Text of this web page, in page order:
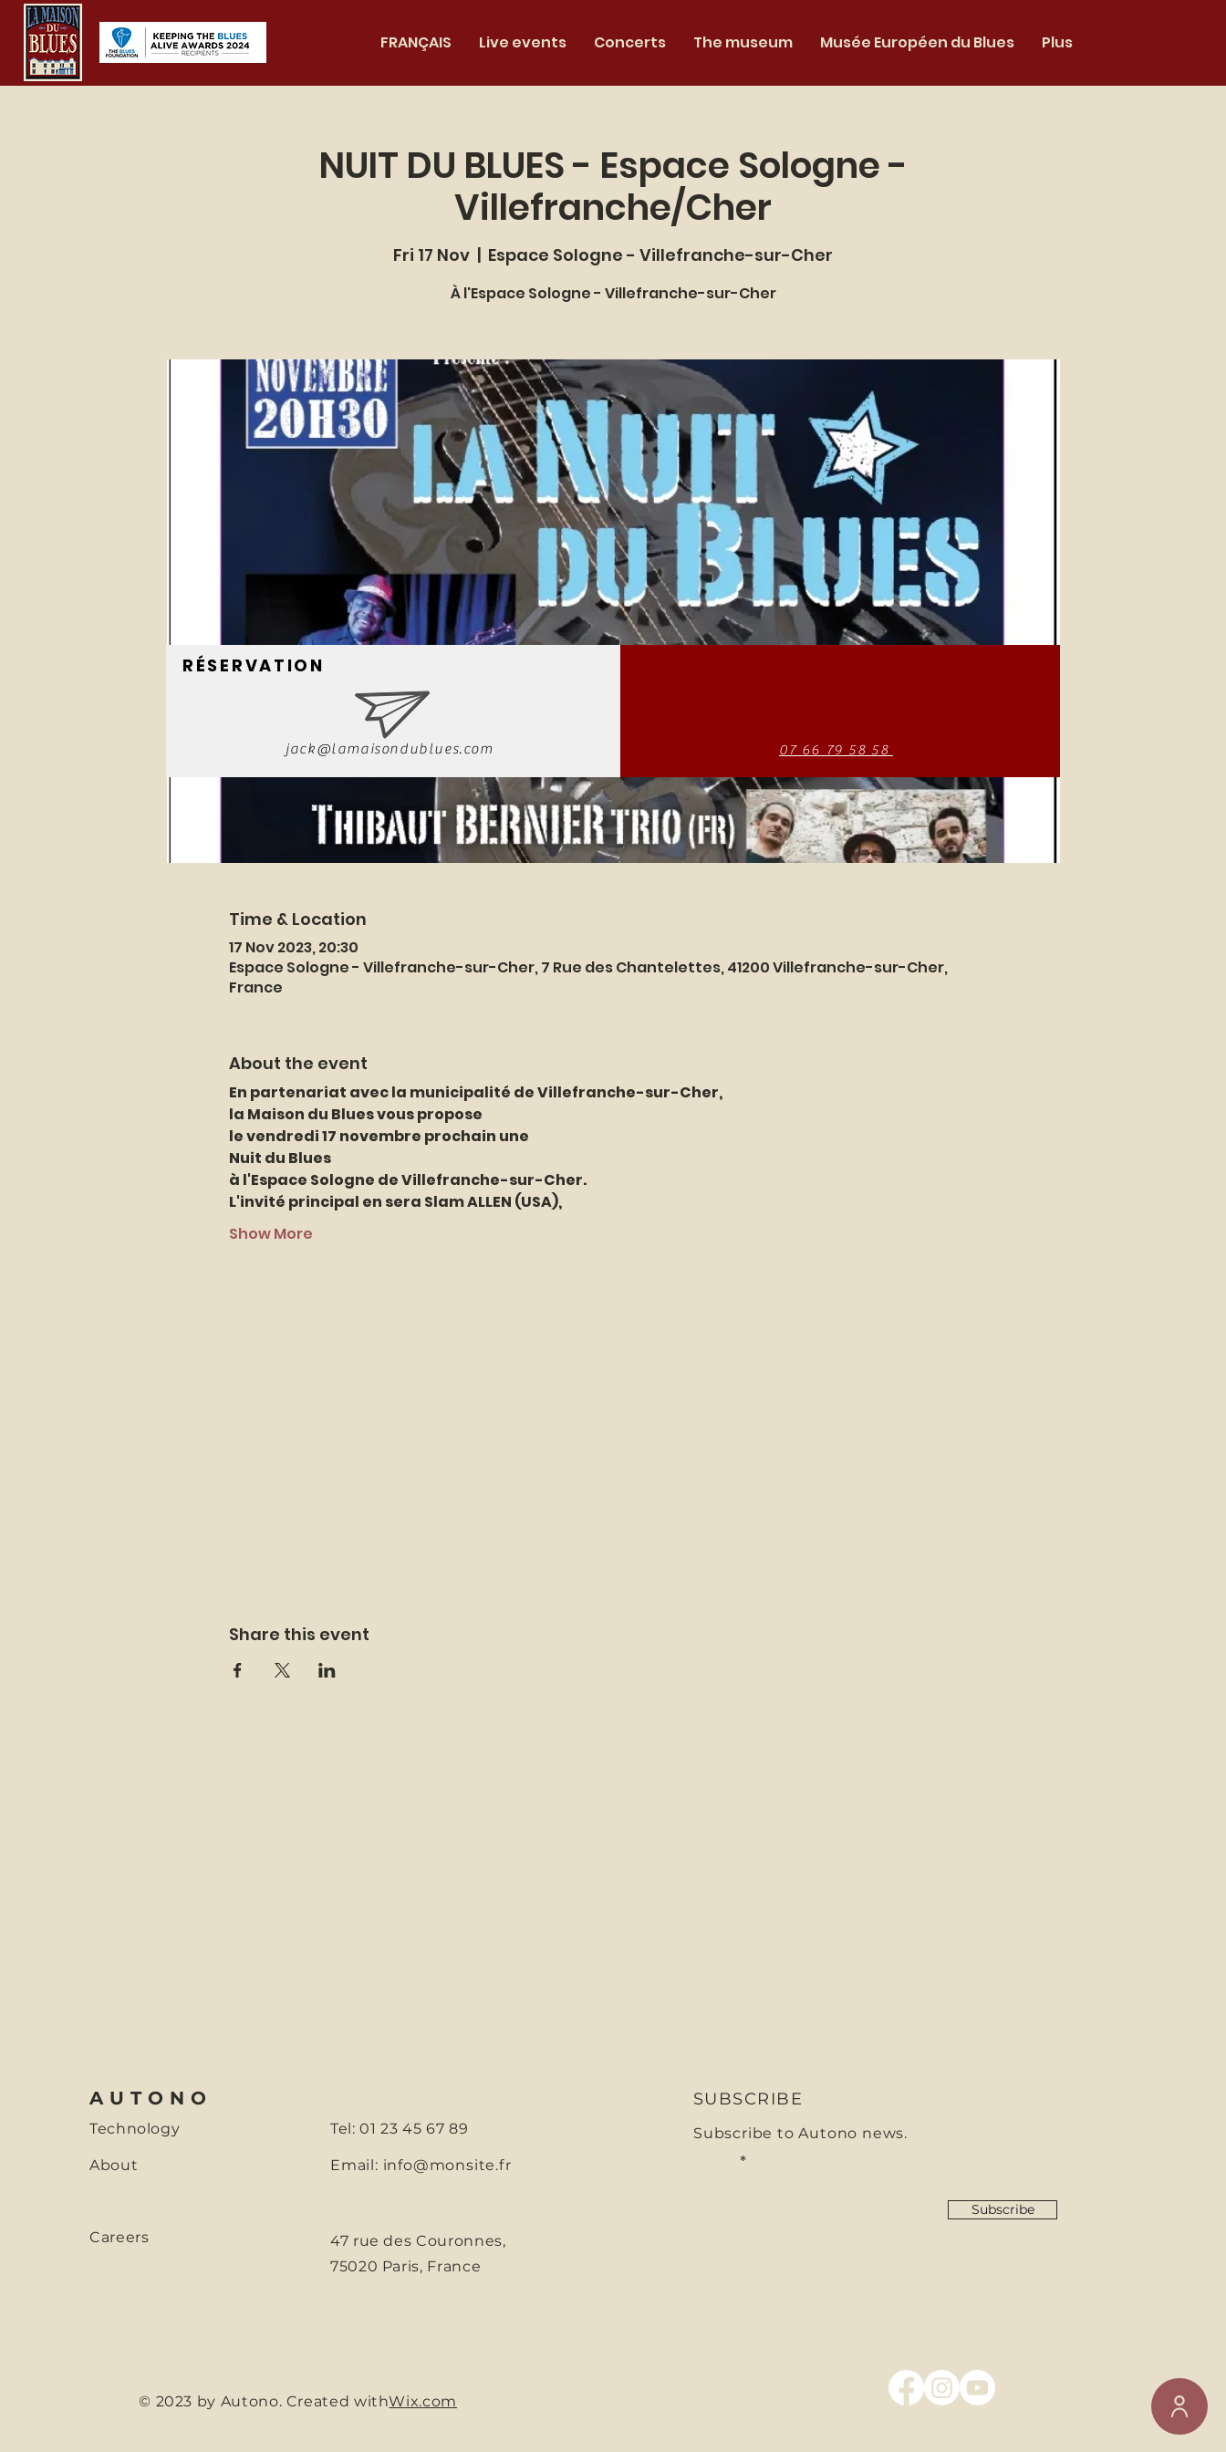
FRANÇAIS Live events Concerts The museum Musée Européen du Blues Plus
NUIT DU BLUES - Espace Sologne -
Villefranche/Cher
Fri 17 Nov
  |
Espace Sologne - Villefranche-sur-Cher
À l'Espace Sologne - Villefranche-sur-Cher
Time & Location
17 Nov 2023, 20:30
Espace Sologne - Villefranche-sur-Cher, 7 Rue des Chantelettes, 41200 Villefranche-sur-Cher,
France
About the event
En partenariat avec la municipalité de Villefranche-sur-Cher,
la Maison du Blues vous propose
le vendredi 17 novembre prochain une
Nuit du Blues
à l'Espace Sologne de Villefranche-sur-Cher.
L'invité principal en sera Slam ALLEN (USA),
Show More
Share this event
jack@lamaisondublues.com 07 66 79 58 58
RÉSERVATION
AUTONO
Technology
About
Careers
Tel: 01 23 45 67 89
Email: info@monsite.fr
47 rue des Couronnes,
75020 Paris, France
SUBSCRIBE
Subscribe to Autono news.
Subscribe
© 2023 by Autono. Created withWix.com